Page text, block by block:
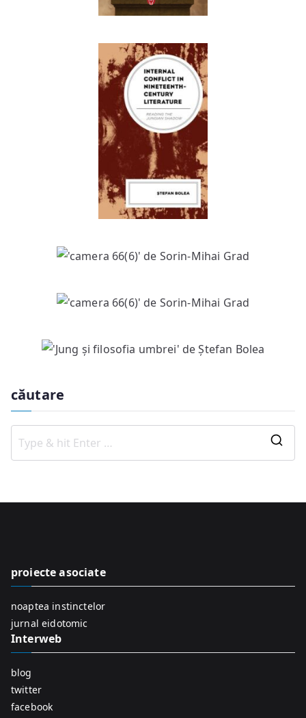
căutare
o
proiecte asociate
noaptea instinctelor
jurnal eidotomic
Interweb
blog
twitter
facebook